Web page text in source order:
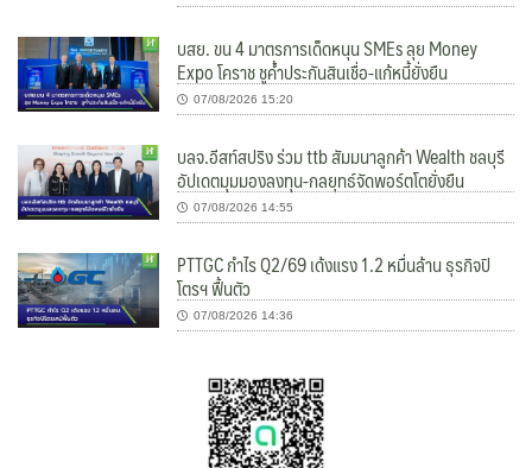
บสย. ขน 4 มาตรการเด็ดหนุน SMEs ลุย Money
Expo โคราช ชูค้ำประกันสินเชื่อ-แก้หนี้ยั่งยืน
07/08/2026 15:20
บลจ.อีสท์สปริง ร่วม ttb สัมมนาลูกค้า Wealth ชลบุรี
อัปเดตมุมมองลงทุน-กลยุทธ์จัดพอร์ตโตยั่งยืน
07/08/2026 14:55
PTTGC กำไร Q2/69 เด้งแรง 1.2 หมื่นล้าน ธุรกิจปิ
โตรฯ ฟื้นตัว
07/08/2026 14:36